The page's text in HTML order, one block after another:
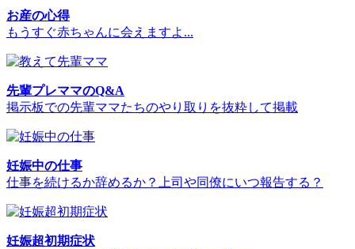
お産の心得
もうすぐ赤ちゃんに会えますよ...
先輩プレママのQ&A
掲示板での先輩ママたちのやり取りを抜粋して掲載
妊娠中の仕事
仕事を続けるか辞めるか？上司や同僚にいつ報告する？
妊娠超初期症状